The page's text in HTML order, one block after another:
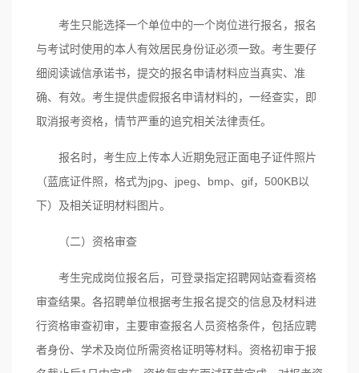
考生只能选择一个单位中的一个岗位进行报名，报名
与考试时使用的本人有效居民身份证必须一致。考生要仔
细阅读诚信承诺书，提交的报名申请材料应当真实、准
确、有效。考生提供虚假报名申请材料的，一经查实，即
取消报考资格，情节严重的追究相关法律责任。
报名时，考生应上传本人近期免冠正面电子证件照片
（蓝底证件照，格式为jpg、jpeg、bmp、gif，500KB以
下）及相关证明材料图片。
（二）资格审查
考生完成岗位报名后，可登录指定招聘网站查看资格
审查结果。各招聘单位根据考生报名提交的信息及材料进
行资格审查初审，主要审查报名人员资格条件，包括应聘
者身份、学术及岗位所需资格证明等材料。资格初审于报